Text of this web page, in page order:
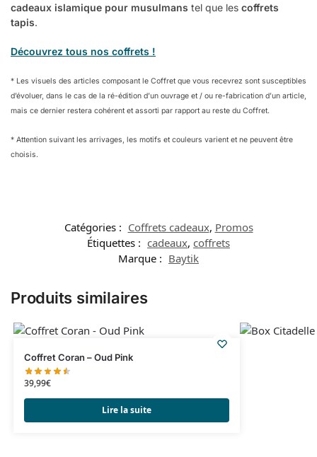
cadeaux islamique pour musulmans tel que les coffrets
tapis.
Découvrez tous nos coffrets !
* Les visuels des articles composant le Coffret que vous recevrez sont susceptibles
d’évoluer, dans le cas de la ré-édition d’un ouvrage et / ou re-fabrication d’un article,
mais ce dernier restera cohérent et assorti par rapport au reste du Coffret.
* Attention suivant les arrivages, les motifs et couleurs varient et ne peuvent être
choisis.
Catégories : Coffrets cadeaux, Promos
Étiquettes : cadeaux, coffrets
Marque : Baytik
Produits similaires
Coffret Coran – Oud Pink
39,99€
Lire la suite